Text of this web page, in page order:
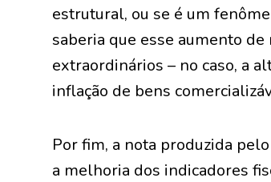
estrutural, ou se é um
saberia que esse aumento
extraordinários – no caso, a
inflação de bens
Por fim, a nota produzida
a melhoria dos indicadores